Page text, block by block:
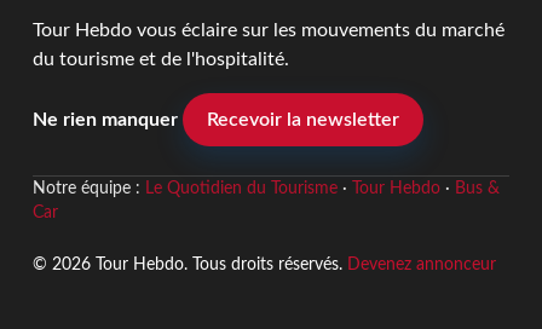
Tour Hebdo vous éclaire sur les mouvements du marché
du tourisme et de l'hospitalité.
Ne rien manquer Recevoir la newsletter
Notre équipe : Le Quotidien du Tourisme· Tour Hebdo· Bus &
Car
© 2026 Tour Hebdo. Tous droits réservés. Devenez annonceur